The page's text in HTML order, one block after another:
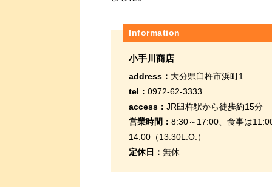
Information
小手川商店
address： 大分県臼杵市浜町1
tel： 0972-62-3333
access： JR臼杵駅から徒歩約15分
営業時間： 8:30～17:00、食事は
14:00（13:30L.O.）
定休日： 無休